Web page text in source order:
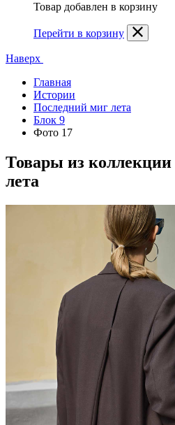
Товар добавлен в корзину
Перейти в корзину
Наверх
Главная
Истории
Последний миг лета
Блок 9
Фото 17
Товары из коллекции
лета